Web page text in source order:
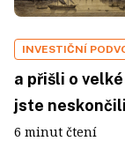
INVESTIČNÍ
a přišli o
jste
6 minut čtení